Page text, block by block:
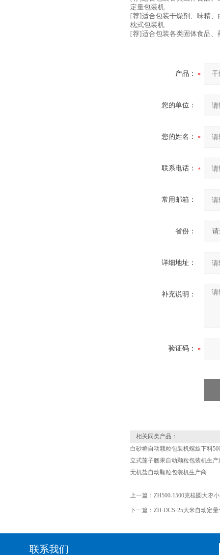
定量包装机
[荐]适合包装干燥剂、味精
枕式包装机
[荐]适合包装各类固体食品
产品：
您的单位：
您的姓名：
联系电话：
常用邮箱：
省份：
详细地址：
补充说明：
验证码：
相关同类产品：
白砂糖自动颗粒包装机螺旋下料
立式莲子腰果自动颗粒包装机生产
无机盐自动颗粒包装机生产商
上一篇： ZH500-1500克桂圆大枣
下一篇： ZH-DCS-25大米自动定
联系我们